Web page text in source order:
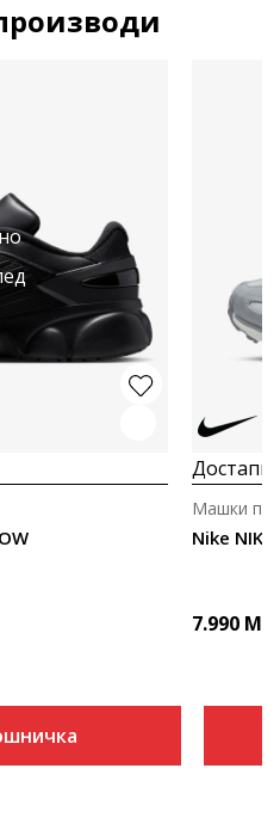
Nike NIKE
Машки
7.990